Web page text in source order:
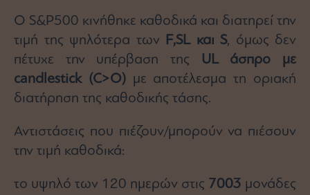
Ο S&P500 κινήθηκε καθοδικά και διατηρεί την
τιμή της ψηλότερα των F,SLκαι S, όμως δεν
πέτυχε την υπέρβαση της
ULάσπρο με
candlestick(C>O) με αποτέλεσμα τη οριακή
διατήρηση της καθοδικής τάσης.
Αντιστάσεις που πιέζουν/μπορούν να πιέσουν
την τιμή καθοδικά:
το υψηλό των 120 ημερών στις 7003 μονάδες